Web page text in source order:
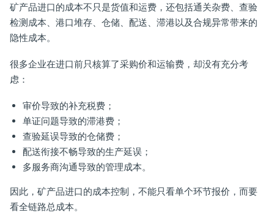
矿产品进口的成本不只是货值和运费，还包括通关杂费、查验
检测成本、港口堆存、仓储、配送、滞港以及合规异常带来的
隐性成本。
很多企业在进口前只核算了采购价和运输费，却没有充分考
虑：
审价导致的补充税费；
单证问题导致的滞港费；
查验延误导致的仓储费；
配送衔接不畅导致的生产延误；
多服务商沟通导致的管理成本。
因此，矿产品进口的成本控制，不能只看单个环节报价，而要
看全链路总成本。